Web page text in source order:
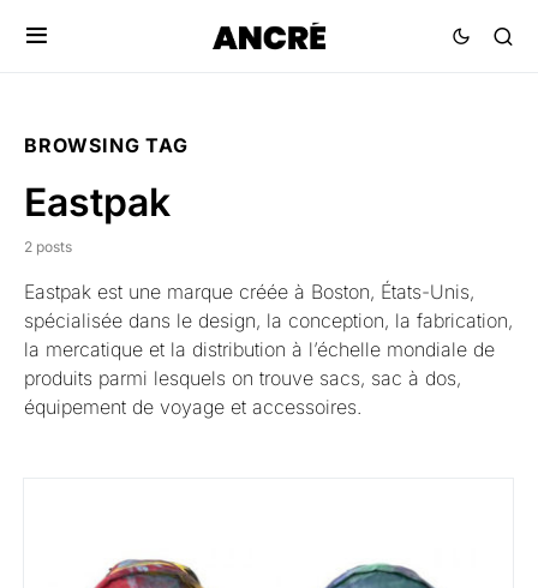
BROWSING TAG
Eastpak
2 posts
Eastpak est une marque créée à Boston, États-Unis,
spécialisée dans le design, la conception, la fabrication,
la mercatique et la distribution à l’échelle mondiale de
produits parmi lesquels on trouve sacs, sac à dos,
équipement de voyage et accessoires.